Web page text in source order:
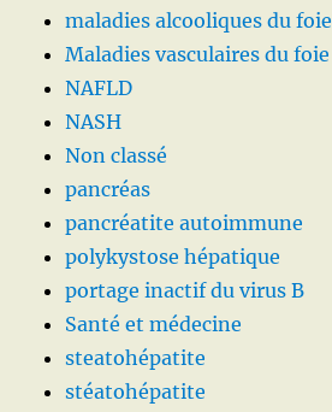
maladies alcooliques du foie
Maladies vasculaires du foie
NAFLD
NASH
Non classé
pancréas
pancréatite autoimmune
polykystose hépatique
portage inactif du virus B
Santé et médecine
steatohépatite
stéatohépatite